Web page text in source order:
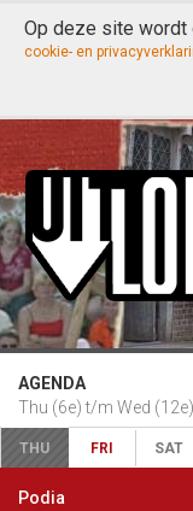
Op deze site wordt
cookie- en
THU FRI SAT
AGENDA
Thu (6e) t/m Wed (12e)
Podia